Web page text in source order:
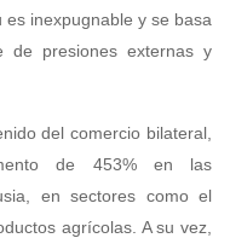
inexpugnable y se basa
de presiones externas y
del comercio bilateral,
de 453% en las
en sectores como el
agrícolas. A su vez,